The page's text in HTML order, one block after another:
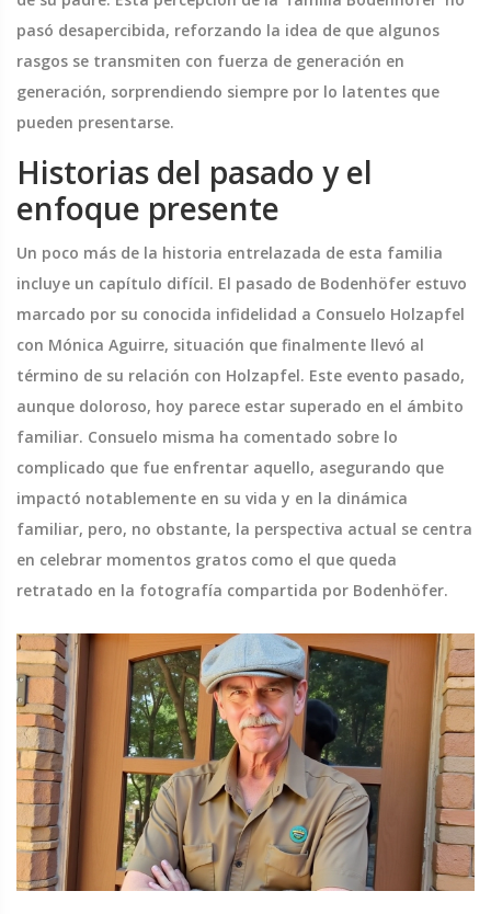
pasó desapercibida, reforzando la idea de que algunos
rasgos se transmiten con fuerza de generación en
generación, sorprendiendo siempre por lo latentes que
pueden presentarse.
Historias del pasado y el
enfoque presente
Un poco más de la historia entrelazada de esta familia
incluye un capítulo difícil. El pasado de Bodenhöfer estuvo
marcado por su conocida infidelidad a Consuelo Holzapfel
con Mónica Aguirre, situación que finalmente llevó al
término de su relación con Holzapfel. Este evento pasado,
aunque doloroso, hoy parece estar superado en el ámbito
familiar. Consuelo misma ha comentado sobre lo
complicado que fue enfrentar aquello, asegurando que
impactó notablemente en su vida y en la dinámica
familiar, pero, no obstante, la perspectiva actual se centra
en celebrar momentos gratos como el que queda
retratado en la fotografía compartida por Bodenhöfer.